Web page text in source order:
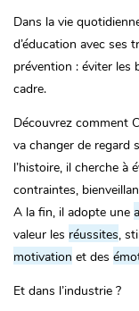
Dans la vie
d’éducation avec ses
prévention : éviter les
cadre.
Découvrez comment
va changer de regard
l’histoire, il cherche à
contraintes,
A la fin, il adopte une
valeur les réussites,
motivation et des
Et dans l’industrie ?